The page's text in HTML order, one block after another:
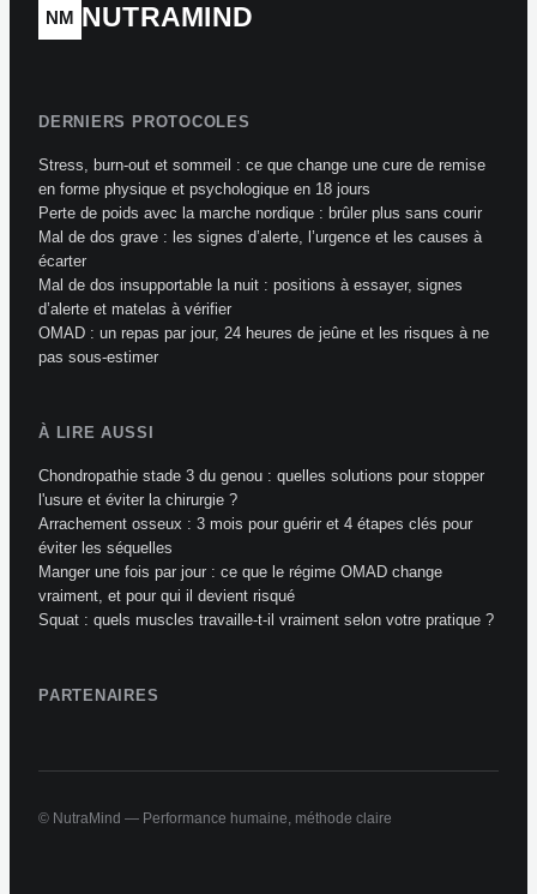
NM NUTRAMIND
DERNIERS PROTOCOLES
Stress, burn-out et sommeil : ce que change une cure de remise
en forme physique et psychologique en 18 jours
Perte de poids avec la marche nordique : brûler plus sans courir
Mal de dos grave : les signes d’alerte, l’urgence et les causes à
écarter
Mal de dos insupportable la nuit : positions à essayer, signes
d’alerte et matelas à vérifier
OMAD : un repas par jour, 24 heures de jeûne et les risques à ne
pas sous-estimer
À LIRE AUSSI
Chondropathie stade 3 du genou : quelles solutions pour stopper
l'usure et éviter la chirurgie ?
Arrachement osseux : 3 mois pour guérir et 4 étapes clés pour
éviter les séquelles
Manger une fois par jour : ce que le régime OMAD change
vraiment, et pour qui il devient risqué
Squat : quels muscles travaille-t-il vraiment selon votre pratique ?
PARTENAIRES
© NutraMind — Performance humaine, méthode claire